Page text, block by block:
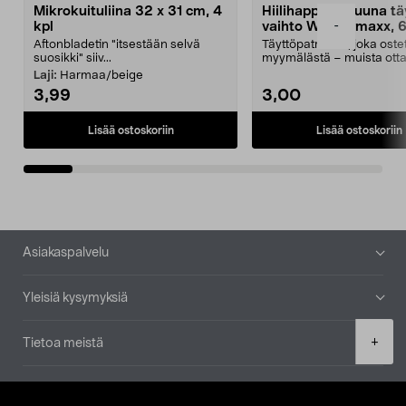
-
+
Mikrokuituliina 32 x 31 cm, 4
kpl
Aftonbladetin "itsestään selvä
suosikki" siiv...
Laji: Harmaa/beige
3,99
Lisää ostoskoriin
Hiilihappopatruuna
vaihto Wassermaxx,
Täyttöpatruuna, joka
myymälästä – muista
3,00
Lisää ostoskoriin
Alatunniste
Asiakaspalvelu
Yleisiä kysymyksiä
Tietoa meistä